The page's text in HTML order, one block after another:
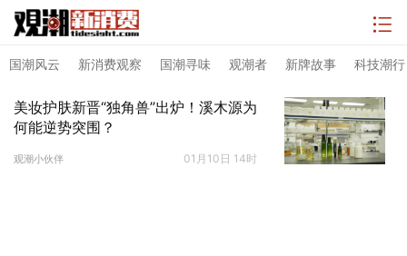
国潮风云 新消费观察 国潮寻味 观潮者 新牌故事 科技潮行
美妆护肤新晋“独角兽”出炉！溪木源为
何能逆势突围？
观潮小伙伴 01月10日 14时